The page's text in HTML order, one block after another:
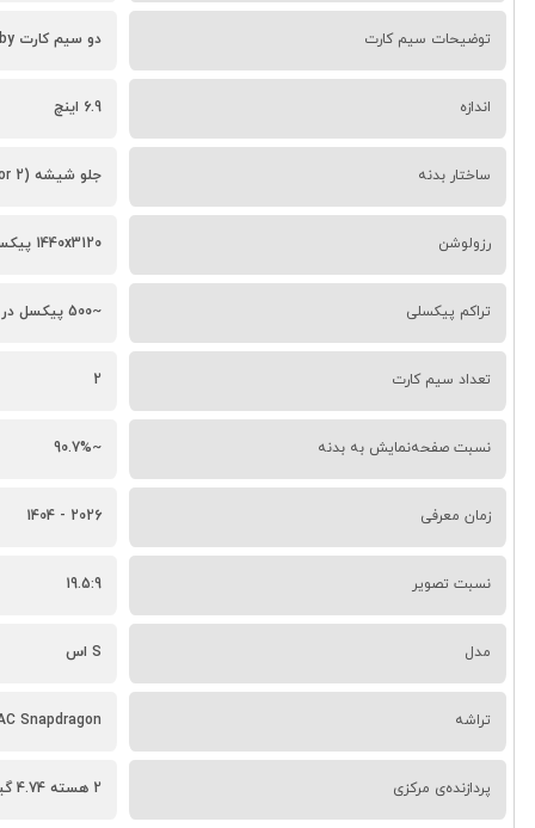
توضیحات سیم کارت دو سیم‌ کارت dual stand - by (2 نانو سیم + eSIM)
اندازه 6.9 اینچ
ساختار بدنه جلو شیشه (Corning Gorilla Armor 2)، پشت شیشه (Gorilla Glass Victus 2)، titanium frame (grade 5)
رزولوشن 1440x3120 پیکسل
تراکم پیکسلی ~500 پیکسل در اینچ
تعداد سیم کارت 2
نسبت صفحه‌نمایش به بدنه ~90.7%
زمان معرفی 2026 - 1404
نسبت تصویر 19.5:9
مدل S اس
تراشه Snapdragon
پردازنده‌ی مرکزی 2 هسته 4.74 گیگاهرتز Oryon V3 Phoenix L و 6 هسته 3.62 گیگاهرتز Oryon V3 Phoenix M